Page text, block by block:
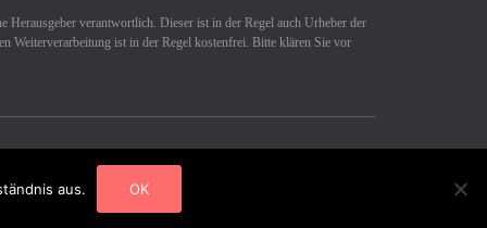
Herausgeber verantwortlich. Dieser ist in der Regel auch Urheber der
Weiterverarbeitung ist in der Regel kostenfrei. Bitte klären Sie vor
Hestia | Entwickelt von
aus. OK